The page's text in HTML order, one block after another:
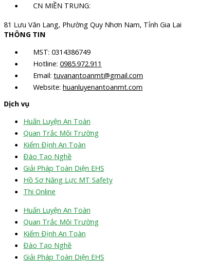
CN MIỀN TRUNG:
81 Lưu Văn Lang, Phường Quy Nhơn Nam, Tỉnh Gia Lai
THÔNG TIN
MST: 0314386749
Hotline: 0985.972.911
Email: tuvanantoanmt@gmail.com
Website: huanluyenantoanmt.com
Dịch vụ
Huấn Luyện An Toàn
Quan Trắc Môi Trường
Kiểm Định An Toàn
Đào Tạo Nghề
Giải Pháp Toàn Diện EHS
Hồ Sơ Năng Lực MT Safety
Thi Online
Huấn Luyện An Toàn
Quan Trắc Môi Trường
Kiểm Định An Toàn
Đào Tạo Nghề
Giải Pháp Toàn Diện EHS